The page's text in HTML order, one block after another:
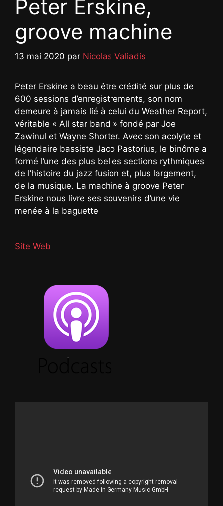
Peter Erskine,
groove machine
13 mai 2020 par Nicolas Valiadis
Peter Erskine a beau être crédité sur plus de
600 sessions d’enregistrements, son nom
demeure à jamais lié à celui du Weather Report,
véritable « All star band » fondé par Joe
Zawinul et Wayne Shorter. Avec son acolyte et
légendaire bassiste Jaco Pastorius, le binôme a
formé l’une des plus belles sections rythmiques
de l’histoire du jazz fusion et, plus largement,
de la musique. La machine à groove Peter
Erskine nous livre ses souvenirs d’une vie
menée à la baguette
Site Web